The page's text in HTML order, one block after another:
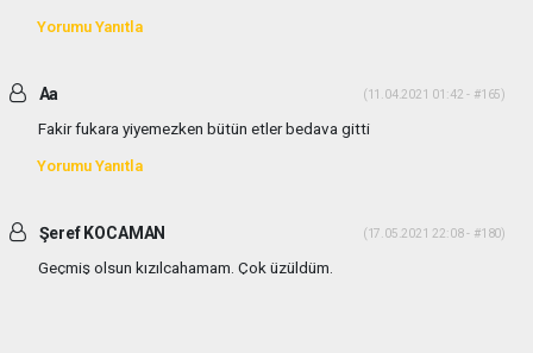
Yorumu Yanıtla
Aa (11.04.2021 01:42 - #165)
Fakir fukara yiyemezken bütün etler bedava gitti
Yorumu Yanıtla
Şeref KOCAMAN (17.05.2021 22:08 - #180)
Geçmiş olsun kızılcahamam. Çok üzüldüm.